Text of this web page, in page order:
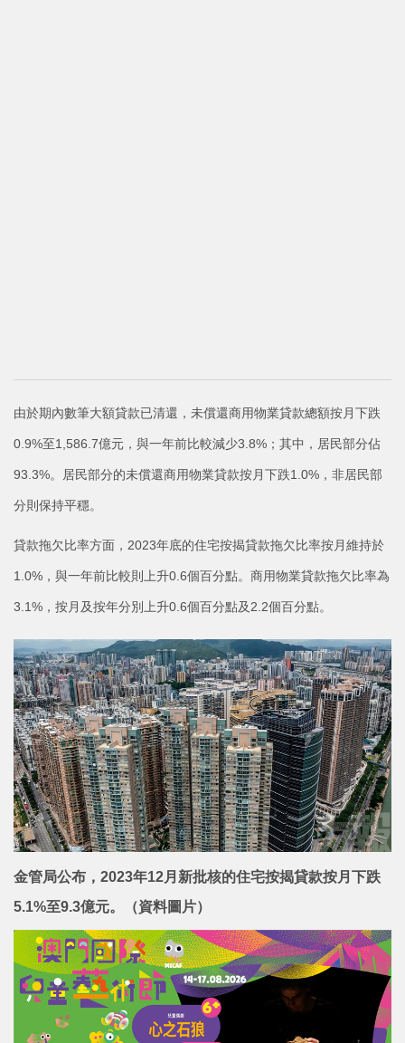
由於期內數筆大額貸款已清還，未償還商用物業貸款總額按月下跌
0.9%至1,586.7億元，與一年前比較減少3.8%；其中，居民部分佔
93.3%。居民部分的未償還商用物業貸款按月下跌1.0%，非居民部
分則保持平穩。
貸款拖欠比率方面，2023年底的住宅按揭貸款拖欠比率按月維持於
1.0%，與一年前比較則上升0.6個百分點。商用物業貸款拖欠比率為
3.1%，按月及按年分別上升0.6個百分點及2.2個百分點。
金管局公布，2023年12月新批核的住宅按揭貸款按月下跌
5.1%至9.3億元。（資料圖片）